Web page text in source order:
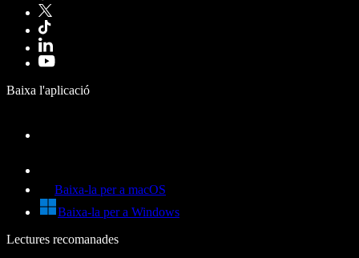
Baixa l'aplicació
Baixa-la per a macOS
Baixa-la per a Windows
Lectures recomanades